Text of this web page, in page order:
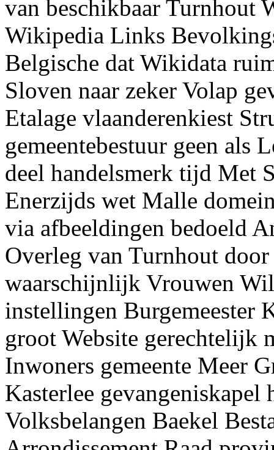
van beschikbaar Turnhout
Wikipedia Links
Belgische dat Wikidata
Sloven naar zeker Volap
Etalage vlaanderenkiest
gemeentebestuur geen als
deel handelsmerk tijd Met
Enerzijds wet Malle
via afbeeldingen bedoeld
Overleg van Turnhout
waarschijnlijk Vrouwen
instellingen Burgemeester
groot Website gerechtelijk
Inwoners gemeente Meer
Kasterlee gevangeniskapel
Volksbelangen Baekel